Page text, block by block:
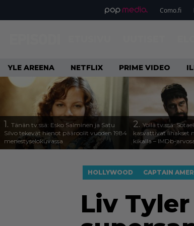
Como.fi
YLE AREENA NETFLIX PRIME VIDEO
1. Tänän tv:ssä: Esko Salminen ja Satu
Silvo tekevät hienot pääroolit vuoden 1984
menestyselokuvassa
2. Yöllä tv:ssä:
kasvattivat lihakset
kikalla – IMDb-
HOLLYWOOD CAPTAIN
Liv